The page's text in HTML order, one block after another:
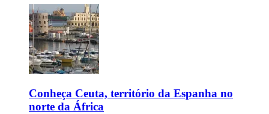
Conheça Ceuta, território da Espanha no
norte da África